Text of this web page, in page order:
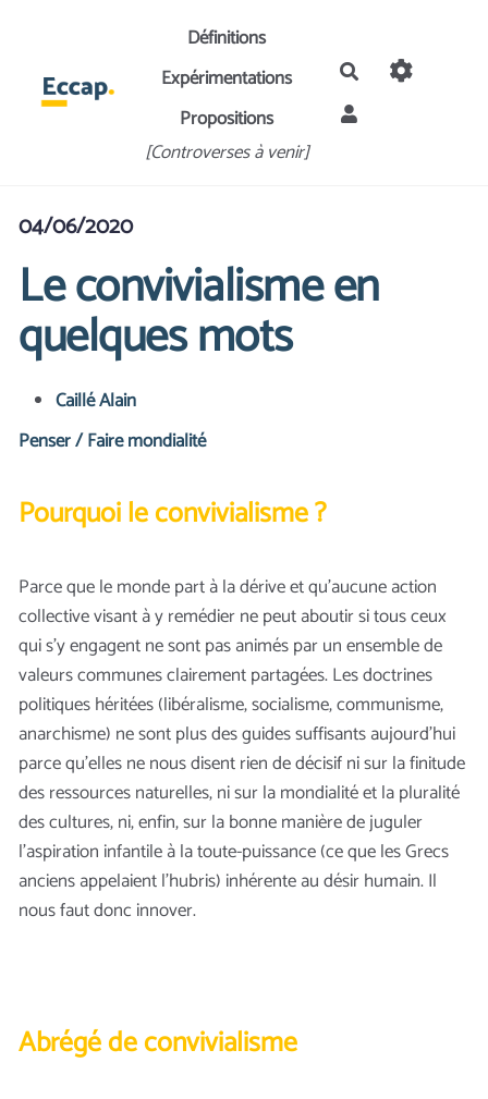
Aller au contenu principalDéfinitions
Expérimentations
Propositions
[Controverses à venir]
Rechercher
04/06/2020
Le convivialisme en
quelques mots
Caillé Alain
Penser / Faire mondialité
Pourquoi le convivialisme ?
Parce que le monde part à la dérive et qu’aucune action
collective visant à y remédier ne peut aboutir si tous ceux
qui s’y engagent ne sont pas animés par un ensemble de
valeurs communes clairement partagées. Les doctrines
politiques héritées (libéralisme, socialisme, communisme,
anarchisme) ne sont plus des guides suffisants aujourd’hui
parce qu’elles ne nous disent rien de décisif ni sur la finitude
des ressources naturelles, ni sur la mondialité et la pluralité
des cultures, ni, enfin, sur la bonne manière de juguler
l’aspiration infantile à la toute-puissance (ce que les Grecs
anciens appelaient l’hubris) inhérente au désir humain. Il
nous faut donc innover.
Abrégé de convivialisme